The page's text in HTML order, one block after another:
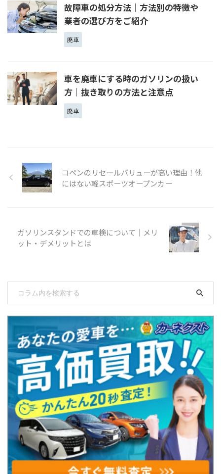
故障車の処分方法｜方法別の特徴や
業者の選び方をご紹介
廃車
車を廃車にする時のガソリンの扱い
方｜抜き取りの方法と注意点
廃車
コペンのリセールバリューが高い理由！他
にはない軽スポーツオープンカー
ガソリンスタンドでの車検について｜メリ
ット・デメリットとは